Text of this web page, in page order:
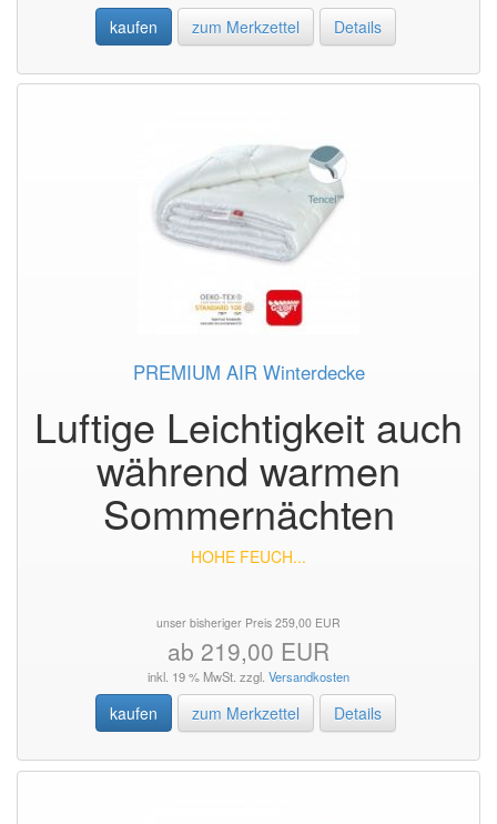
kaufen zum Merkzettel Details
PREMIUM AIR Winterdecke
Luftige Leichtigkeit auch
während warmen
Sommernächten
HOHE FEUCH...
unser bisheriger Preis 259,00 EUR
ab 219,00 EUR
inkl. 19 % MwSt. zzgl. Versandkosten
kaufen zum Merkzettel Details